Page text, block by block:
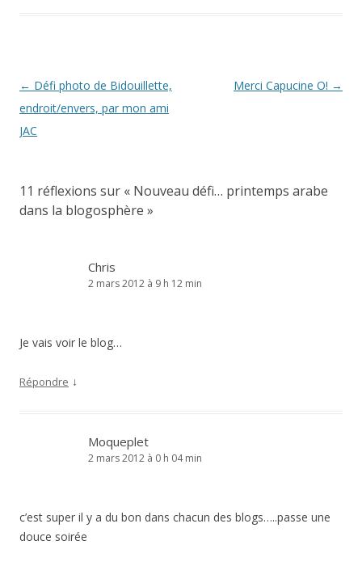
Navigation
des
articles
← Défi photo de Bidouillette,
endroit/envers, par mon ami
JAC
Merci Capucine O! →
11 réflexions sur « Nouveau défi… printemps arabe
dans la blogosphère »
Chris
2 mars 2012 à 9 h 12 min
Je vais voir le blog…
Répondre ↓
Moqueplet
2 mars 2012 à 0 h 04 min
c’est super il y a du bon dans chacun des blogs…..passe une
douce soirée